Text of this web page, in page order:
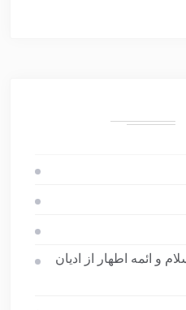
و ائمه اطهار از ادیان